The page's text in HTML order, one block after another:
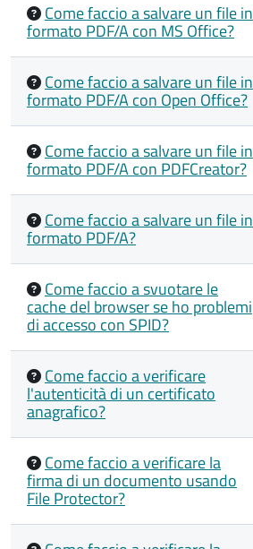
Come faccio a salvare un file in
formato PDF/A con MS Office?
Come faccio a salvare un file in
formato PDF/A con Open Office?
Come faccio a salvare un file in
formato PDF/A con PDFCreator?
Come faccio a salvare un file in
formato PDF/A?
Come faccio a svuotare le
cache del browser se ho problemi
di accesso con SPID?
Come faccio a verificare
l'autenticità di un certificato
anagrafico?
Come faccio a verificare la
firma di un documento usando
File Protector?